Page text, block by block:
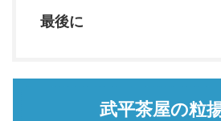
最後に
武平茶屋の粒